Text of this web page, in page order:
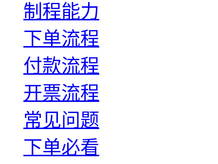
制程能力
下单流程
付款流程
开票流程
常见问题
下单必看